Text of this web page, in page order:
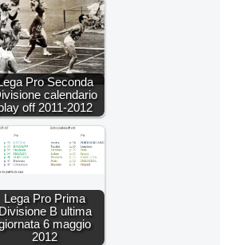
Pro Seconda
calendario
off 2011-2012
Lega Pro Prima
Divisione B ultima
6 maggio
2012